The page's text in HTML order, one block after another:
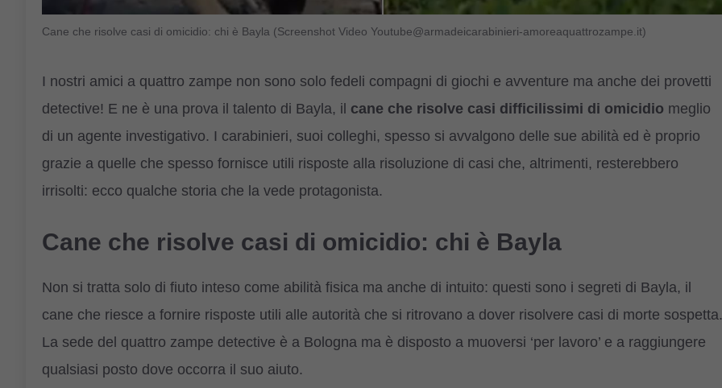
Cane che risolve casi di omicidio: chi è Bayla (Screenshot Video Youtube@armadeicarabinieri-amoreaquattrozampe.it)
I nostri amici a quattro zampe non sono solo fedeli compagni di giochi e avventure ma anche dei provetti
detective! E ne è una prova il talento di Bayla, il cane che risolve casi difficilissimi di omicidio meglio
di un agente investigativo. I carabinieri, suoi colleghi, spesso si avvalgono delle sue abilità ed è proprio
grazie a quelle che spesso fornisce utili risposte alla risoluzione di casi che, altrimenti, resterebbero
irrisolti: ecco qualche storia che la vede protagonista.
Cane che risolve casi di omicidio: chi è Bayla
Non si tratta solo di fiuto inteso come abilità fisica ma anche di intuito: questi sono i segreti di Bayla, il
cane che riesce a fornire risposte utili alle autorità che si ritrovano a dover risolvere casi di morte sospetta.
La sede del quattro zampe detective è a Bologna ma è disposto a muoversi ‘per lavoro’ e a raggiungere
qualsiasi posto dove occorra il suo aiuto.